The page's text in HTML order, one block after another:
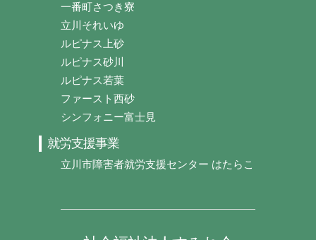
一番町さつき寮
立川それいゆ
ルピナス上砂
ルピナス砂川
ルピナス若葉
ファースト西砂
シンフォニー富士見
就労支援事業
立川市障害者就労支援センター はたらこ